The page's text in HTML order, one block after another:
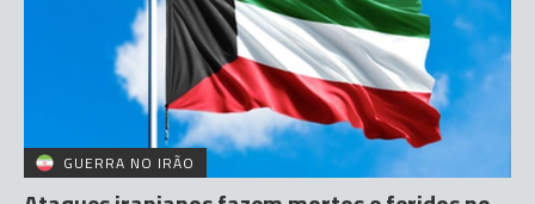
GUERRA NO IRÃO